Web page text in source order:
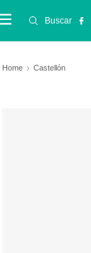
Buscar
Home Castellón